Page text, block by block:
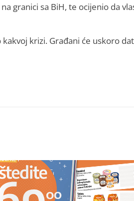
granici sa BiH, te ocijenio da
krizi. Građani će uskoro